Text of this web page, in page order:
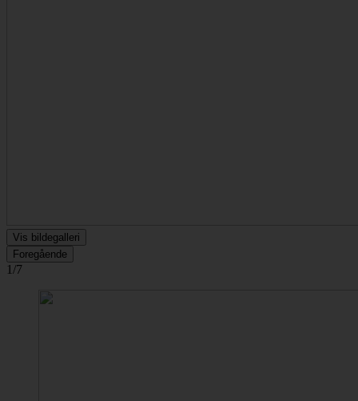
Vis bildegalleri
Foregående
1/7